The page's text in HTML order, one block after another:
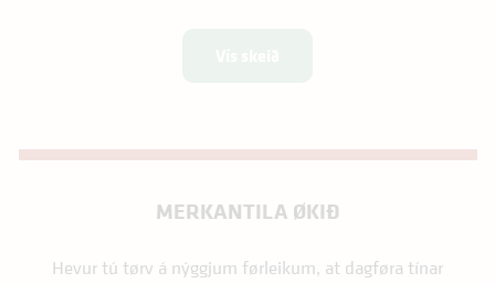
MERKANTILA ØKIÐ
Hevur tú tørv á nýggjum førleikum, at dagføra tínar